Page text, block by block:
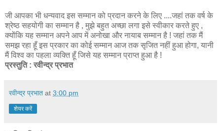
जी आपका भी धन्यवाद इस सम्मान को प्रदान करने के लिए ....जहां तक वर्ष के
श्रेष्ठ सहयोगी का सम्मान है , मुझे बहुत अच्छा लगा इसे स्वीकार करते हुए ,
क्योंकि यह सम्मान अपने आप में अनोखा और नायाब सम्मान है ! जहां तक मैं
समझ रहा हूँ इस प्रकार का कोई सम्मान आज तक सृजित नहीं हुआ होगा, यानी
मैं विश्व का पहला व्यक्ति हूँ जिसे यह सम्मान प्राप्त हुआ है !
प्रस्तुति : रवीन्द्र प्रभात
रवीन्द्र प्रभात at 3:00 pm
शेयर करें